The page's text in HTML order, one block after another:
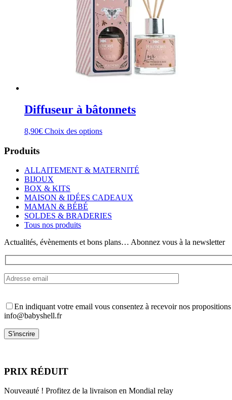
Diffuseur à bâtonnets
8,90€ Choix des optionsCe
variations.
Les
peuvent
être
choisies
sur
page
du
produit
Produits
ALLAITEMENT & MATERNITÉ
BIJOUX
BOX & KITS
MAISON & IDÉES CADEAUX
MAMAN & BÉBÉ
SOLDES & BRADERIES
Tous nos produits
Actualités, évènements et bons plans… Abonnez vous à la newsletter
En indiquant votre email vous consentez à recevoir nos
info@babyshell.fr
PRIX RÉDUIT
Nouveauté ! Profitez de la livraison en Mondial relay